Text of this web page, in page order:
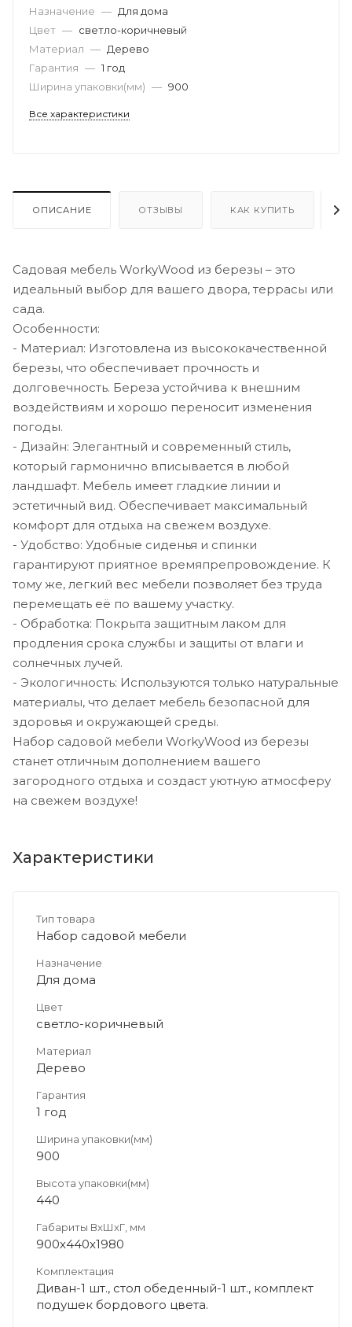
Назначение — Для дома
Цвет — светло-коричневый
Материал — Дерево
Гарантия — 1 год
Ширина упаковки(мм) — 900
Все характеристики
ОПИСАНИЕ ОТЗЫВЫ КАК КУПИТЬ
Садовая мебель WorkyWood из березы – это
идеальный выбор для вашего двора, террасы или
сада.
Особенности:
- Материал: Изготовлена из высококачественной
березы, что обеспечивает прочность и
долговечность. Береза устойчива к внешним
воздействиям и хорошо переносит изменения
погоды.
- Дизайн: Элегантный и современный стиль,
который гармонично вписывается в любой
ландшафт. Мебель имеет гладкие линии и
эстетичный вид. Обеспечивает максимальный
комфорт для отдыха на свежем воздухе.
- Удобство: Удобные сиденья и спинки
гарантируют приятное времяпрепровождение. К
тому же, легкий вес мебели позволяет без труда
перемещать её по вашему участку.
- Обработка: Покрыта защитным лаком для
продления срока службы и защиты от влаги и
солнечных лучей.
- Экологичность: Используются только натуральные
материалы, что делает мебель безопасной для
здоровья и окружающей среды.
Набор садовой мебели WorkyWood из березы
станет отличным дополнением вашего
загородного отдыха и создаст уютную атмосферу
на свежем воздухе!
Характеристики
Тип товара
Набор садовой мебели
Назначение
Для дома
Цвет
светло-коричневый
Материал
Дерево
Гарантия
1 год
Ширина упаковки(мм)
900
Высота упаковки(мм)
440
Габариты ВхШхГ, мм
900х440х1980
Комплектация
Диван-1 шт., стол обеденный-1 шт., комплект
подушек бордового цвета.